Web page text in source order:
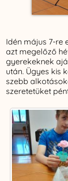
Idén május 7-re
azt megelőző
gyerekeknek
után. Ügyes kis
szebb
szeretetüket